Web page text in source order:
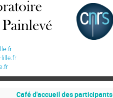
lille.fr
Café d'accueil des participants